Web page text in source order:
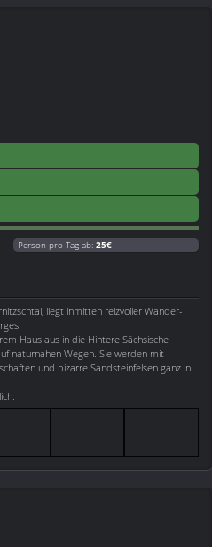
Person pro Tag ab: 25€
liegt inmitten reizvoller Wander-
Haus aus in die Hintere Sächsische
naturnahen Wegen. Sie werden mit
und bizarre Sandsteinfelsen ganz in